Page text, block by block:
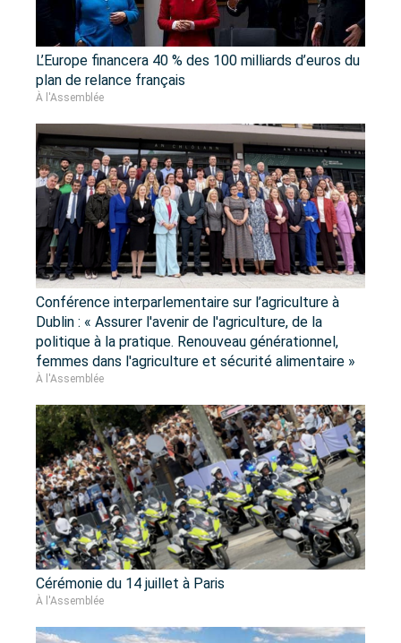
L’Europe financera 40 % des 100 milliards d’euros du
plan de relance français
À l'Assemblée
Conférence interparlementaire sur l’agriculture à
Dublin : « Assurer l'avenir de l'agriculture, de la
politique à la pratique. Renouveau générationnel,
femmes dans l'agriculture et sécurité alimentaire »
À l'Assemblée
Cérémonie du 14 juillet à Paris
À l'Assemblée